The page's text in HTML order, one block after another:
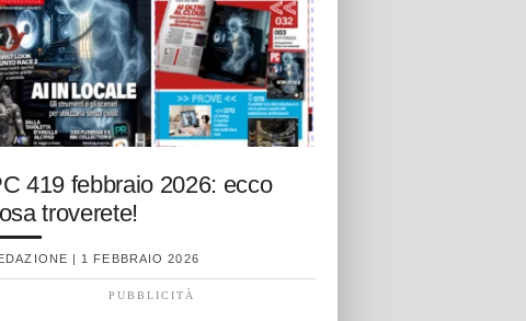
419 febbraio 2026: ecco
troverete!
| 1 FEBBRAIO 2026